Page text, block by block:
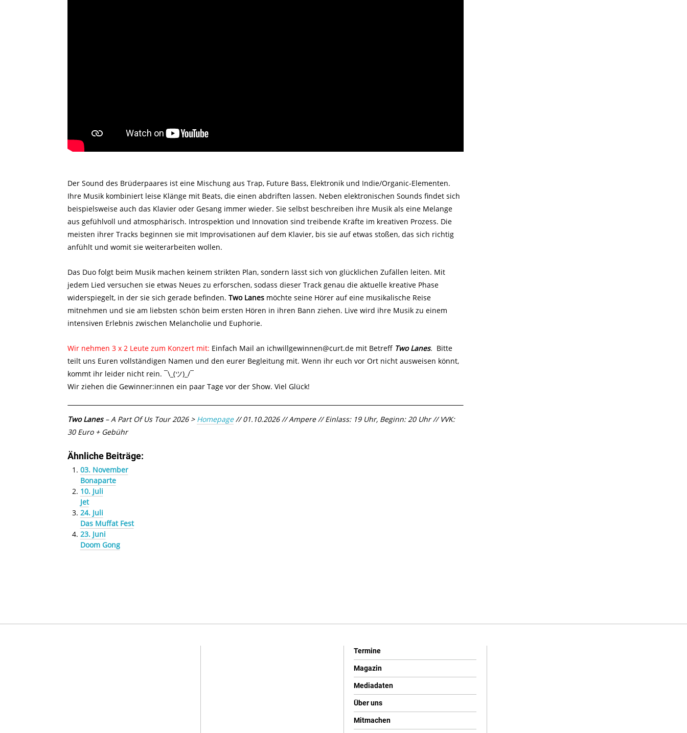
Der Sound des Brüderpaares ist eine Mischung aus Trap, Future Bass, Elektronik und Indie/Organic-Elementen.
Ihre Musik kombiniert leise Klänge mit Beats, die einen abdriften lassen. Neben elektronischen Sounds findet sich
beispielsweise auch das Klavier oder Gesang immer wieder. Sie selbst beschreiben ihre Musik als eine Melange
aus gefühlvoll und atmosphärisch. Introspektion und Innovation sind treibende Kräfte im kreativen Prozess. Die
meisten ihrer Tracks beginnen sie mit Improvisationen auf dem Klavier, bis sie auf etwas stoßen, das sich richtig
anfühlt und womit sie weiterarbeiten wollen.
Das Duo folgt beim Musik machen keinem strikten Plan, sondern lässt sich von glücklichen Zufällen leiten. Mit
jedem Lied versuchen sie etwas Neues zu erforschen, sodass dieser Track genau die aktuelle kreative Phase
widerspiegelt, in der sie sich gerade befinden. Two Lanes möchte seine Hörer auf eine musikalische Reise
mitnehmen und sie am liebsten schön beim ersten Hören in ihren Bann ziehen. Live wird ihre Musik zu einem
intensiven Erlebnis zwischen Melancholie und Euphorie.
Wir nehmen 3 x 2 Leute zum Konzert mit: Einfach Mail an ichwillgewinnen@curt.de mit Betreff Two Lanes. Bitte
teilt uns Euren vollständigen Namen und den eurer Begleitung mit. Wenn ihr euch vor Ort nicht ausweisen könnt,
kommt ihr leider nicht rein. ¯\_(ツ)_/¯
Wir ziehen die Gewinner:innen ein paar Tage vor der Show. Viel Glück!
Two Lanes– A Part Of Us Tour 2026 > Homepage// 01.10.2026 // Ampere // Einlass: 19 Uhr, Beginn: 20 Uhr // VVK:
30 Euro + Gebühr
Ähnliche Beiträge:
03. November
Bonaparte
10. Juli
Jet
24. Juli
Das Muffat Fest
23. Juni
Doom Gong
Termine
Magazin
Mediadaten
Über uns
Mitmachen